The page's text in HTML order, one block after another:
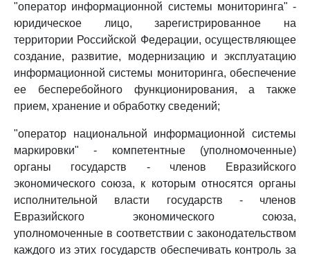
"оператор информационной системы мониторинга" -
юридическое лицо, зарегистрированное на
территории Российской Федерации, осуществляющее
создание, развитие, модернизацию и эксплуатацию
информационной системы мониторинга, обеспечение
ее бесперебойного функционирования, а также
прием, хранение и обработку сведений;
"оператор национальной информационной системы
маркировки" - компетентные (уполномоченные)
органы государств - членов Евразийского
экономического союза, к которым относятся органы
исполнительной власти государств - членов
Евразийского экономического союза,
уполномоченные в соответствии с законодательством
каждого из этих государств обеспечивать контроль за